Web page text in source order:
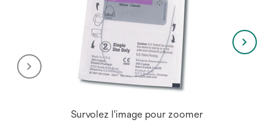
Survolez l'image pour zoomer